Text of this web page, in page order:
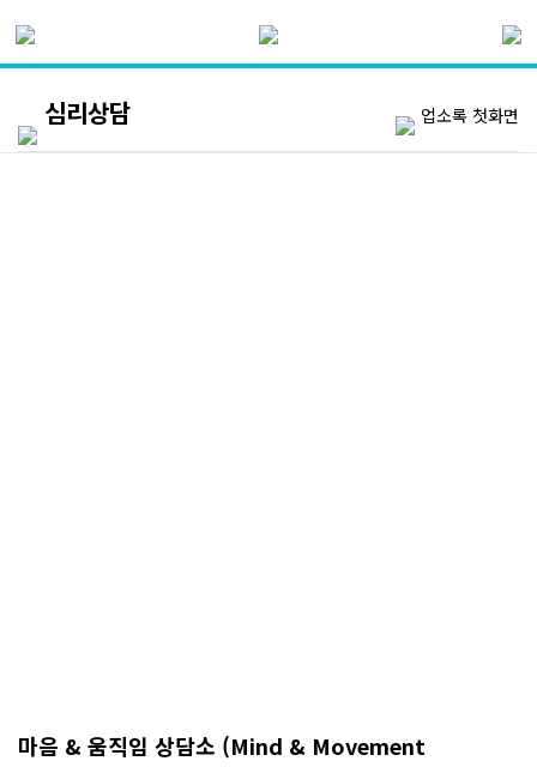
심리상담 업소록 첫화면
마음 & 움직임 상담소 (Mind & Movement